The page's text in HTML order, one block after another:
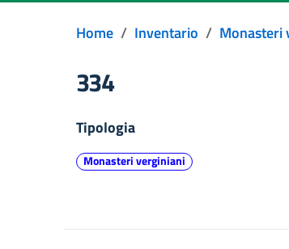
Home Inventario Monasteri
334
Tipologia
Monasteri verginiani